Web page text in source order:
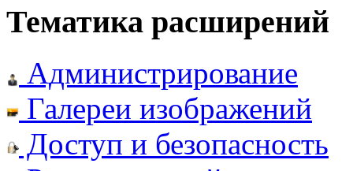
Тематика расширений
Администрирование
Галереи изображений
Доступ и безопасность